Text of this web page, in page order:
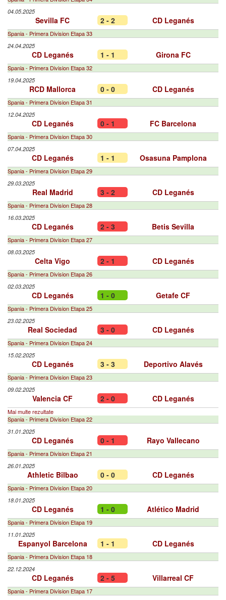
04.05.2025
Sevilla FC 2 - 2 CD Leganés
Spania - Primera Division Etapa 33
24.04.2025
CD Leganés 1 - 1 Girona FC
Spania - Primera Division Etapa 32
19.04.2025
RCD Mallorca 0 - 0 CD Leganés
Spania - Primera Division Etapa 31
12.04.2025
CD Leganés 0 - 1 FC Barcelona
Spania - Primera Division Etapa 30
07.04.2025
CD Leganés 1 - 1 Osasuna Pamplona
Spania - Primera Division Etapa 29
29.03.2025
Real Madrid 3 - 2 CD Leganés
Spania - Primera Division Etapa 28
16.03.2025
CD Leganés 2 - 3 Betis Sevilla
Spania - Primera Division Etapa 27
08.03.2025
Celta Vigo 2 - 1 CD Leganés
Spania - Primera Division Etapa 26
02.03.2025
CD Leganés 1 - 0 Getafe CF
Spania - Primera Division Etapa 25
23.02.2025
Real Sociedad 3 - 0 CD Leganés
Spania - Primera Division Etapa 24
15.02.2025
CD Leganés 3 - 3 Deportivo Alavés
Spania - Primera Division Etapa 23
09.02.2025
Valencia CF 2 - 0 CD Leganés
Mai multe rezultate
Spania - Primera Division Etapa 22
31.01.2025
CD Leganés 0 - 1 Rayo Vallecano
Spania - Primera Division Etapa 21
26.01.2025
Athletic Bilbao 0 - 0 CD Leganés
Spania - Primera Division Etapa 20
18.01.2025
CD Leganés 1 - 0 Atlético Madrid
Spania - Primera Division Etapa 19
11.01.2025
Espanyol Barcelona 1 - 1 CD Leganés
Spania - Primera Division Etapa 18
22.12.2024
CD Leganés 2 - 5 Villarreal CF
Spania - Primera Division Etapa 17